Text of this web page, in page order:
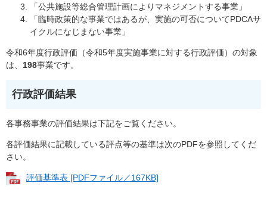
「公共施設等総合管理計画によりマネジメントする事業」
「臨時政策的な事業ではあるが、実施の可否についてPDCAサ
イクルになじまない事業」
令和6年度行政評価（令和5年度実施事業に対する行政評価）の対象
は、 198事業です。
行政評価結果
各事務事業の評価結果は下記をご覧ください。
各評価結果に記載している評点等の基準は次のPDFを参照してくだ
さい。
評価基準表 [PDFファイル／167KB]